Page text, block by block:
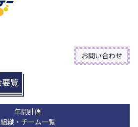
お問い合わせ
年間計画
組織・チーム一覧